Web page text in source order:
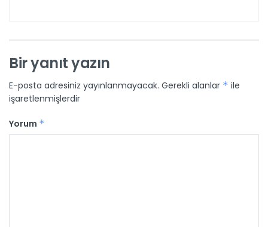
Bir yanıt yazın
E-posta adresiniz yayınlanmayacak. Gerekli alanlar * ile
işaretlenmişlerdir
Yorum *